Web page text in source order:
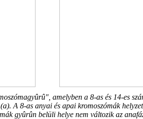
amelyben a 8-as és 14-es
A 8-as anyai és apai kromoszómák
gyûrûn belüli helye nem változik az